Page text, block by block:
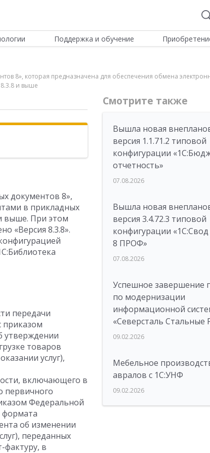
Поддержка и обучение
8», которая предназначена для обеспечения обмена
и выше
документов 8»,
в прикладных
выше. При этом
«Версия 8.3.8».
передачи
приказом
утверждении
товаров
услуг),
включающего в
первичного
Федеральной
формата
об изменении
переданных
в
Смотрите также
Вышла новая
версия 1.1.71.2 типовой
конфигурации
отчетность»
07.08.2026
Вышла новая
версия 3.4.72.3 типовой
конфигурации
8 ПРОФ»
07.08.2026
Успешное завершение
по модернизации
информационной
«Северсталь Стальные
09.02.2026
Мебельное
авралов с 1С:УНФ
09.02.2026